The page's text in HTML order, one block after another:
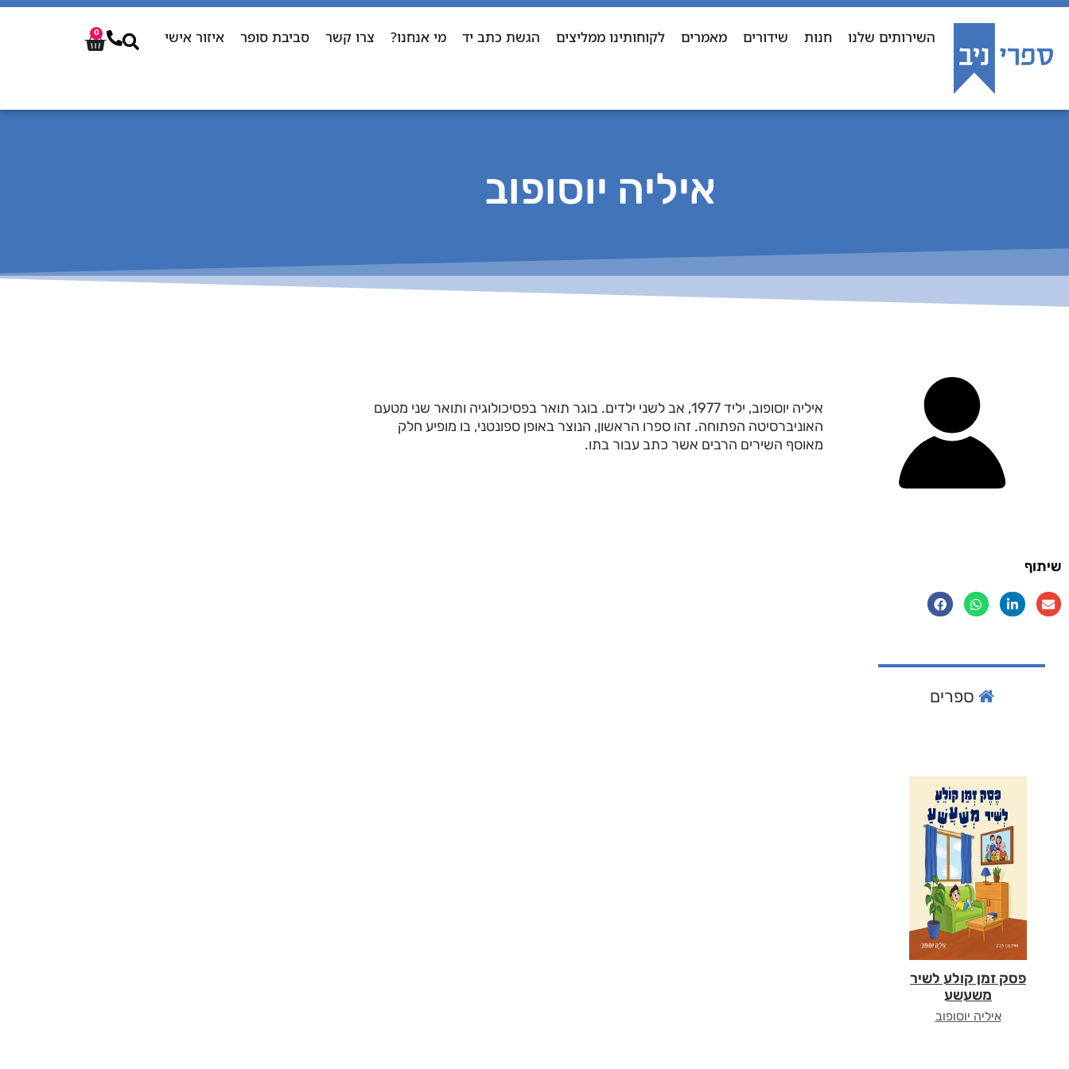
השירותים שלנו חנות שידורים מאמרים לקוחותינו ממליצים הגשת כתב יד מי אנחנו? צרו קשר סביבת סופר איזור אישי 0
איליה יוסופוב
איליה יוסופוב, יליד 1977, אב לשני ילדים. בוגר תואר בפסיכולוגיה ותואר שני מטעם
האוניברסיטה הפתוחה. זהו ספרו הראשון, הנוצר באופן ספונטני, בו מופיע חלק
מאוסף השירים הרבים אשר כתב עבור בתו.
שיתוף
ספרים
פסק זמן קולע לשיר
משעשע
איליה יוסופוב